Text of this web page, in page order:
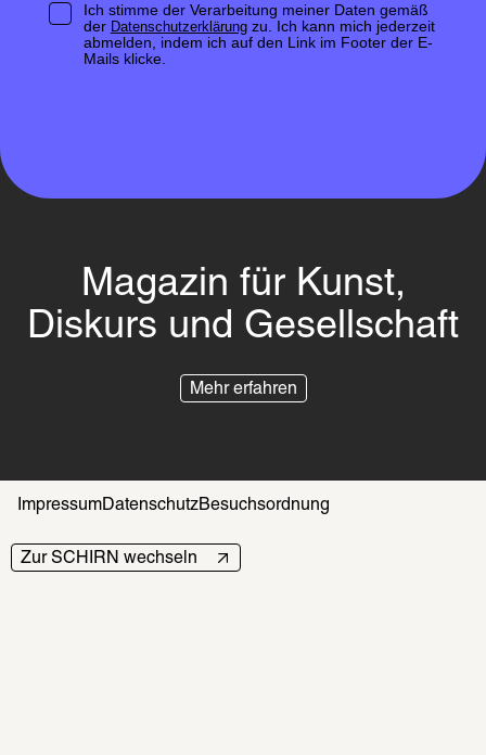
Ich stimme der Verarbeitung meiner Daten gemäß
der Datenschutzerklärungzu. Ich kann mich jederzeit
abmelden, indem ich auf den Link im Footer der E-
Mails klicke.
Magazin für Kunst,
Diskurs und Gesellschaft
Mehr erfahren
ImpressumDatenschutzBesuchsordnung
Zur SCHIRN wechseln